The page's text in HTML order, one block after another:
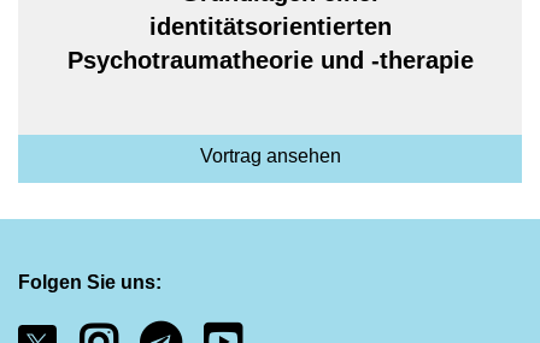
identitätsorientierten
Psychotraumatheorie und -therapie
Vortrag ansehen
Folgen Sie uns: